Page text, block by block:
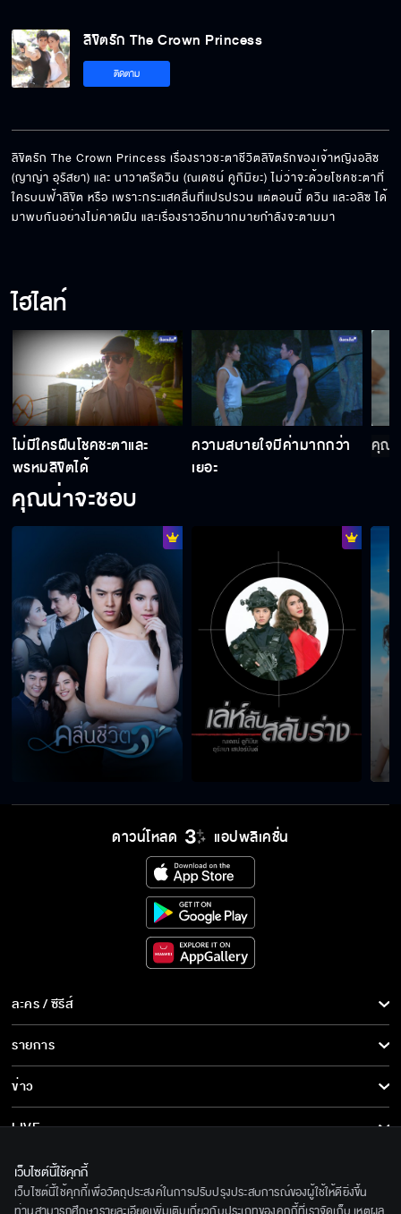
ลิขิตรัก The Crown Princess
ติดตาม
ลิขิตรัก The Crown Princess เรื่องราวชะตาชีวิตลิขิตรักของเจ้าหญิงอลิซ
(ญาญ่า อุรัสยา) และ นาวาตรีดวิน (ณเดชน์ คูกิมิยะ) ไม่ว่าจะด้วยโชคชะตาที่
ใครบนฟ้าลิขิต หรือ เพราะกระแสคลื่นที่แปรปรวน แต่ตอนนี้ ดวิน และอลิซ ได้
มาพบกันอย่างไม่คาดฝัน และเรื่องราวอีกมากมายกำลังจะตามมา
ไฮไลท์
ไม่มีใครฝืนโชคชะตาและ
พรหมลิขิตได้
ความสบายใจมีค่ามากกว่า
เยอะ
คุณเ
คุณน่าจะชอบ
ดาวน์โหลด แอปพลิเคชั่น
ละคร / ซีรีส์
ละคร/ซีรีส์
ซีรีส์นานาชาติ
การ์ตูน & เกม
รายการ
รายการทั้งหมด
ข่าว
ข่าวทั้งหมด
ข่าวประชาสัมพันธ์
LIVE
เกี่ยวกับเรา
BEC World
ติดตามเราได้ที่
เว็บไซต์นี้ใช้คุกกี้
เว็บไซต์นี้ใช้คุกกี้เพื่อวัตถุประสงค์ในการปรับปรุงประสบการณ์ของผู้ใช้ให้ดียิ่งขึ้น